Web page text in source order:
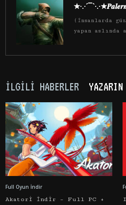
(İnsanlarda
yapan aslında
İLGILI HABERLER
Full Oyun İndir
Akatori İndir – Full PC +